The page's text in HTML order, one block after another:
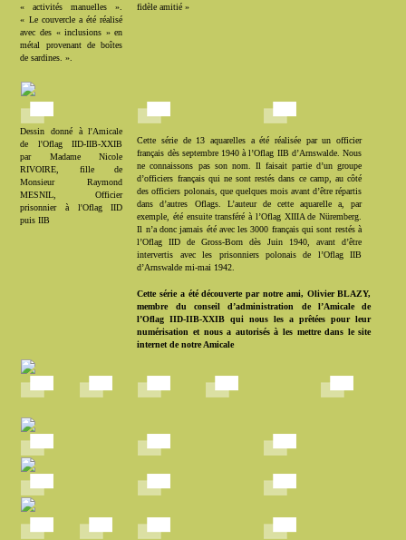
« activités manuelles ».
« Le couvercle a été réalisé
avec des « inclusions » en
métal provenant de boîtes
de sardines. ».
fidèle amitié »
Dessin donné à l'Amicale
de l'Oflag IID-IIB-XXIB
par Madame Nicole
RIVOIRE, fille de
Monsieur Raymond
MESNIL, Officier
prisonnier à l'Oflag IID
puis IIB
Cette série de 13 aquarelles a été réalisée par un officier
français dès septembre 1940 à l’Oflag IIB d’Arnswalde. Nous
ne connaissons pas son nom. Il faisait partie d’un groupe
d’officiers français qui ne sont restés dans ce camp, au côté
des officiers polonais, que quelques mois avant d’être répartis
dans d’autres Oflags. L’auteur de cette aquarelle a, par
exemple, été ensuite transféré à l’Oflag XIIIA de Nüremberg.
Il n’a donc jamais été avec les 3000 français qui sont restés à
l’Oflag IID de Gross-Born dès Juin 1940, avant d’être
intervertis avec les prisonniers polonais de l’Oflag IIB
d’Arnswalde mi-mai 1942.
Cette série a été découverte par notre ami, Olivier BLAZY,
membre du conseil d’administration de l’Amicale de
l’Oflag IID-IIB-XXIB qui nous les a prêtées pour leur
numérisation et nous a autorisés à les mettre dans le site
internet de notre Amicale